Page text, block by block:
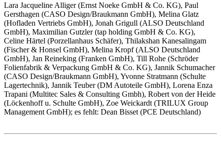
Lara Jacqueline Alliger (Ernst Noeke GmbH & Co. KG), Paul
Gersthagen (CASO Design/Braukmann GmbH), Melina Glatz
(Hofladen Vertriebs GmbH), Jonah Grigull (ALSO Deutschland
GmbH), Maximilian Gutzler (tap holding GmbH & Co. KG),
Celine Härtel (Porzellanhaus Schäfer), Thilakshan Kanesalingam
(Fischer & Honsel GmbH), Melina Kropf (ALSO Deutschland
GmbH), Jan Reineking (Franken GmbH), Till Rohe (Schröder
Folienfabrik & Verpackung GmbH & Co. KG), Jannik Schumacher
(CASO Design/Braukmann GmbH), Yvonne Stratmann (Schulte
Lagertechnik), Jannik Teuber (DM Autoteile GmbH), Lorena Enza
Trapani (Multitec Sales & Consulting Gmbh), Robert von der Heide
(Löckenhoff u. Schulte GmbH), Zoe Weickardt (TRILUX Group
Management GmbH); es fehlt: Dean Bisset (PCE Deutschland)